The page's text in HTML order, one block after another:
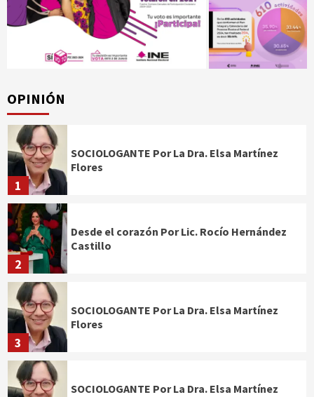
OPINIÓN
1
SOCIOLOGANTE Por La Dra. Elsa Martínez
Flores
2
Desde el corazón Por Lic. Rocío Hernández
Castillo
3
SOCIOLOGANTE Por La Dra. Elsa Martínez
Flores
SOCIOLOGANTE Por La Dra. Elsa Martínez